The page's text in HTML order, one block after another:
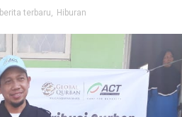
berita terbaru, Hiburan